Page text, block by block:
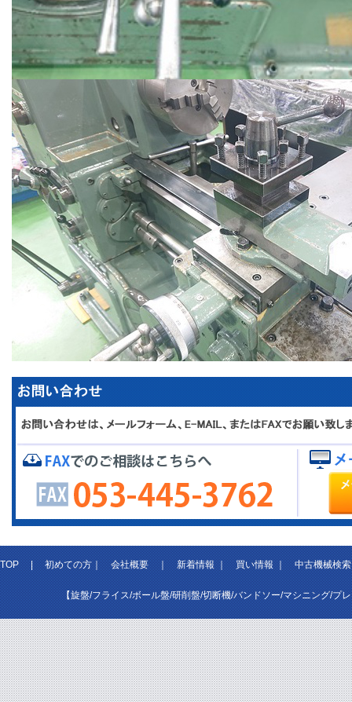
TOP|初めての方｜会社概要｜新着情報｜買い情報｜中古機械検索
【旋盤/フライス/ボール盤/研削盤/切断機/バンドソー/マシニング/プ